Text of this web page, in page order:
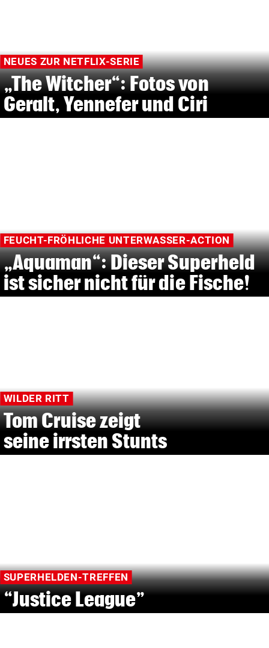
NEUES ZUR NETFLIX-SERIE
„The Witcher“: Fotos von
Geralt, Yennefer und Ciri
FEUCHT-FRÖHLICHE UNTERWASSER-ACTION
„Aquaman“: Dieser Superheld
ist sicher nicht für die Fische!
WILDER RITT
Tom Cruise zeigt
seine irrsten Stunts
SUPERHELDEN-TREFFEN
“Justice League”